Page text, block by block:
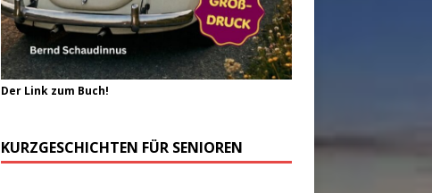
Der Link zum Buch!
KURZGESCHICHTEN FÜR SENIOREN